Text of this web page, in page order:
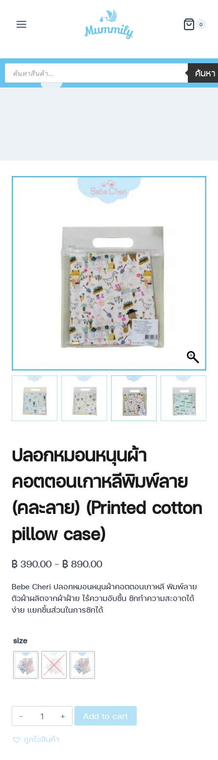
0
ค้นหา
ปลอกหมอนหนุนผ้า
คอตตอนเกาหลีพิมพ์ลาย
(คละลาย) (Printed cotton
pillow case)
฿ 390.00 – ฿ 890.00
Bebe Cheri ปลอกหมอนหนุนผ้าคอตตอนเกาหลี พิมพ์ลาย
ตัวผ้าผลิตจากผ้าฝ้าย ไร้ความอับชื้น ซักทำความสะอาดได้
ง่าย แยกชิ้นส่วนในการซักได้
size
Add to cart
ถูกใจสินค้า